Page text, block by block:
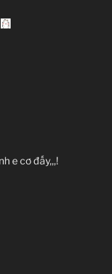
e cơ đấy,,,!